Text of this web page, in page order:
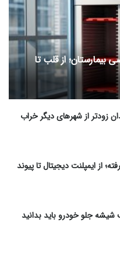
از قلب تا
زودتر از شهرهای دیگر خراب
از ایمپلنت دیجیتال تا پیوند